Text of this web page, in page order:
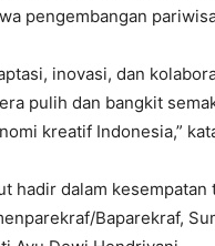
pengembangan
inovasi, dan
pulih dan bangkit
kreatif Indonesia,”
hadir dalam
Baparekraf,